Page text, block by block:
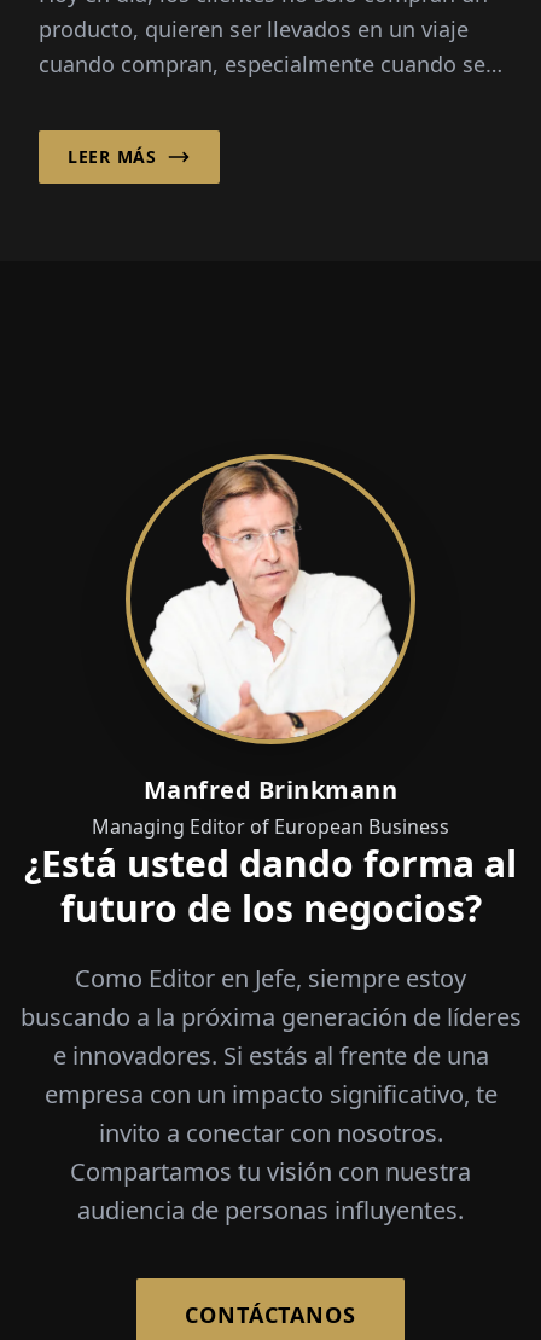
producto, quieren ser llevados en un viaje
cuando compran, especialmente cuando se
LEER MÁS
Manfred Brinkmann
Managing Editor of European Business
¿Está usted dando forma al
futuro de los negocios?
Como Editor en Jefe, siempre estoy
buscando a la próxima generación de líderes
e innovadores. Si estás al frente de una
empresa con un impacto significativo, te
invito a conectar con nosotros.
Compartamos tu visión con nuestra
audiencia de personas influyentes.
CONTÁCTANOS